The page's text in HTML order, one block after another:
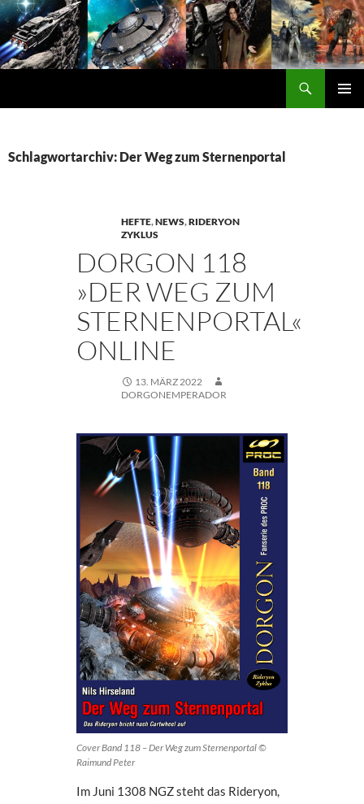
Zum
Inhalt
springen
Schlagwortarchiv: Der Weg zum Sternenportal
HEFTE,NEWS,RIDERYON
ZYKLUS
DORGON 118
»DER WEG ZUM
STERNENPORTAL«
ONLINE
13. MÄRZ 2022
DORGONEMPERADOR
Cover Band 118 – Der Weg zum Sternenportal ©
Raimund Peter
Im Juni 1308 NGZ steht das Rideryon,